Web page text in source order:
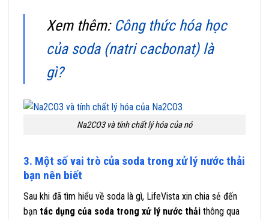
Xem thêm: Công thức hóa học
của soda (natri cacbonat) là
gì?
Na2CO3 và tính chất lý hóa của nó
3. Một số vai trò của soda trong xử lý nước thải
bạn nên biết
Sau khi đã tìm hiểu về soda là gì, LifeVista xin chia sẻ đến
bạn tác dụng của soda trong xử lý nước thải thông qua